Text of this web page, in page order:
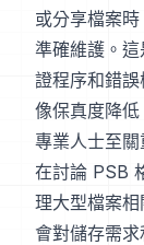
或分享檔案
準確維護。
證程序和錯
像保真度降
專業人士至關
在討論 PSB
理大型檔案
會對儲存需